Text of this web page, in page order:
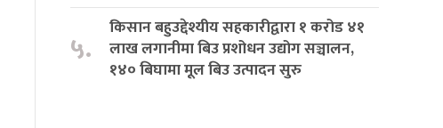
५.
किसान बहुउद्देश्यीय सहकारीद्वारा १ करोड ४१
लाख लगानीमा बिउ प्रशोधन उद्योग सञ्चालन,
१४० बिघामा मूल बिउ उत्पादन सुरु